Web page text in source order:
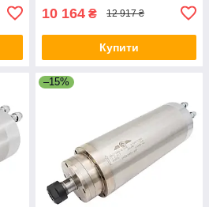
10 164 ₴ 12 917 ₴
Купити
–15%